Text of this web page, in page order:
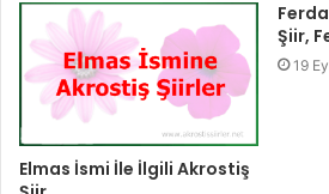
Elmas İsmi İle İlgili Akrostiş
Şiir,
19